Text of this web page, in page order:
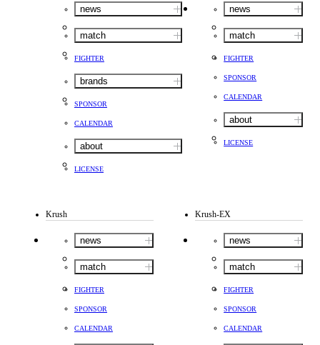
news
match
FIGHTER
brands
SPONSOR
CALENDAR
about
LICENSE
news
match
FIGHTER
SPONSOR
CALENDAR
about
LICENSE
Krush
news
match
FIGHTER
SPONSOR
CALENDAR
Krush-EX
news
match
FIGHTER
SPONSOR
CALENDAR